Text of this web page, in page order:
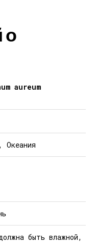
о
aureum
Океания
быть влажной,